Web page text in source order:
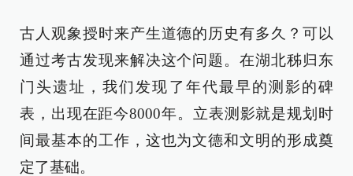
古人观象授时来产生道德的历史有多久？可以
通过考古发现来解决这个问题。在湖北秭归东
门头遗址，我们发现了年代最早的测影的碑
表，出现在距今8000年。立表测影就是规划时
间最基本的工作，这也为文德和文明的形成奠
定了基础。